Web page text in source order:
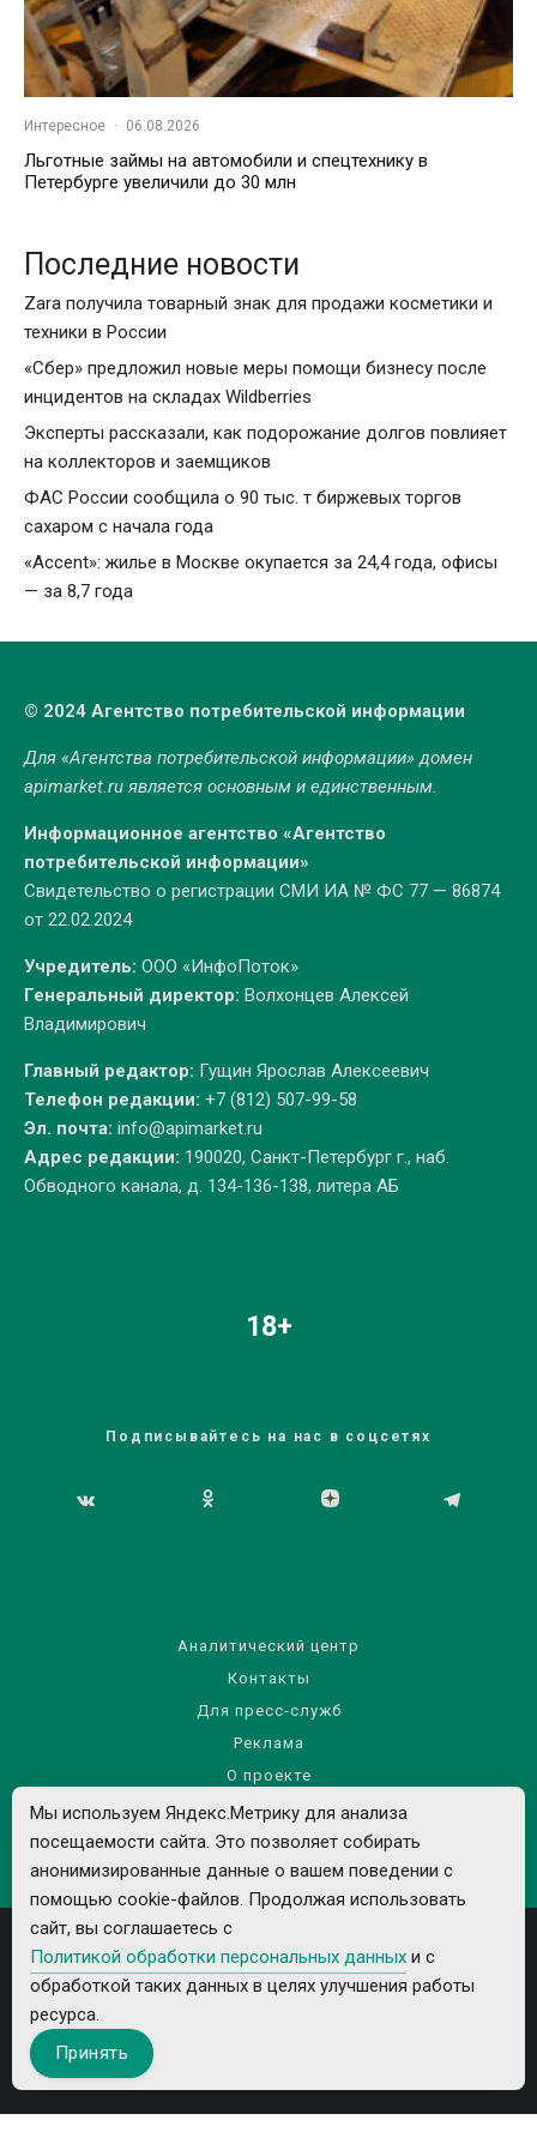
Интересное · 06.08.2026
Льготные займы на автомобили и спецтехнику в
Петербурге увеличили до 30 млн
Последние новости
Zara получила товарный знак для продажи косметики и
техники в России
«Сбер» предложил новые меры помощи бизнесу после
инцидентов на складах Wildberries
Эксперты рассказали, как подорожание долгов повлияет
на коллекторов и заемщиков
ФАС России сообщила о 90 тыс. т биржевых торгов
сахаром с начала года
«Accent»: жилье в Москве окупается за 24,4 года, офисы
— за 8,7 года
© 2024 Агентство потребительской информации
Для «Агентства потребительской информации» домен
apimarket.ruявляется основным и единственным.
Информационное агентство «Агентство
потребительской информации»
Свидетельство о регистрации СМИ ИА № ФС 77 — 86874
от 22.02.2024
Учредитель: ООО «ИнфоПоток»
Генеральный директор: Волхонцев Алексей
Владимирович
Главный редактор: Гущин Ярослав Алексеевич
Телефон редакции: +7 (812) 507-99-58
Эл. почта: info@apimarket.ru
Адрес редакции: 190020, Санкт-Петербург г., наб.
Обводного канала, д. 134-136-138, литера АБ
18+
Подписывайтесь на нас в соцсетях
Аналитический центр
Контакты
Для пресс-служб
Реклама
О проекте
Правила использования материалов сайта
Политика обработки персональных данных
Все рекламируемые товары и услуги имеют необходимые лицензии и
Мы используем Яндекс.Метрику для анализа
посещаемости сайта. Это позволяет собирать
анонимизированные данные о вашем поведении с
помощью cookie-файлов. Продолжая использовать
сайт, вы соглашаетесь с
Политикой обработки персональных данных и с
обработкой таких данных в целях улучшения работы
ресурса.
Принять